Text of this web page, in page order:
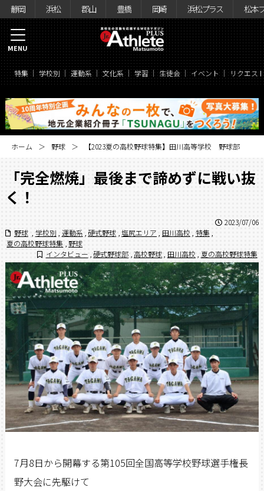
静岡 浜松 郡山 豊橋 岡崎 浜松プラス 松本
特集 学校別 運動系 文化系 学習 生徒会 イベント リクエス
MENU
ホーム 野球 【2023夏の高校野球特集】田川高等学校 野球部
「完全燃焼」最後まで諦めずに戦い抜
く！
2023/07/06
野球
学校別 運動系 硬式野球 塩尻エリア 田川高校 特集
夏の高校野球特集
野球
インタビュー 硬式野球部 高校野球 田川高校 夏の高校野球特集
7月8日から開幕する第105回全国高等学校野球選手権長
野大会に先駆けて